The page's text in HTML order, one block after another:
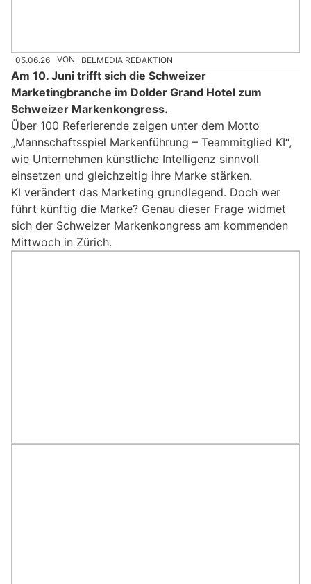
05.06.26 VON BELMEDIA REDAKTION
Am 10. Juni trifft sich die Schweizer
Marketingbranche im Dolder Grand Hotel zum
Schweizer Markenkongress.
Über 100 Referierende zeigen unter dem Motto
„Mannschaftsspiel Markenführung – Teammitglied KI“,
wie Unternehmen künstliche Intelligenz sinnvoll
einsetzen und gleichzeitig ihre Marke stärken.
KI verändert das Marketing grundlegend. Doch wer
führt künftig die Marke? Genau dieser Frage widmet
sich der Schweizer Markenkongress am kommenden
Mittwoch in Zürich.